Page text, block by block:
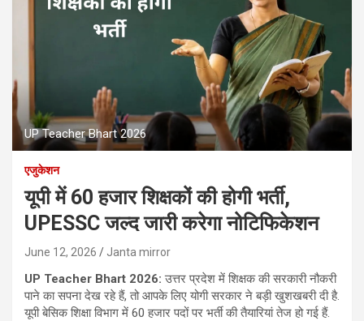
UP Teacher Bhart 2026
एजुकेशन
यूपी में 60 हजार शिक्षकों की होगी भर्ती,
UPESSC जल्द जारी करेगा नोटिफिकेशन
June 12, 2026 Janta mirror
UP Teacher Bhart 2026:उत्तर प्रदेश में शिक्षक की सरकारी नौकरी
पाने का सपना देख रहे हैं, तो आपके लिए योगी सरकार ने बड़ी खुशखबरी दी है.
यूपी बेसिक शिक्षा विभाग में 60 हजार पदों पर भर्ती की तैयारियां तेज हो गई हैं.